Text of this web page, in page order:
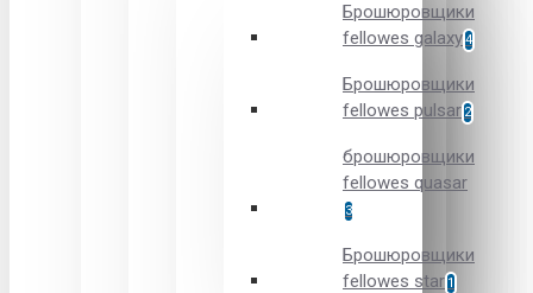
Брошюровщики
fellowes galaxy4
Брошюровщики
fellowes pulsar 2
брошюровщики
fellowes quasar
3
Брошюровщики
fellowes star 1